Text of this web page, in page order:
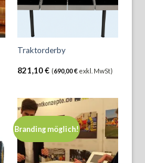
Traktorderby
821,10€ (690,00€exkl. MwSt)
Branding möglich!